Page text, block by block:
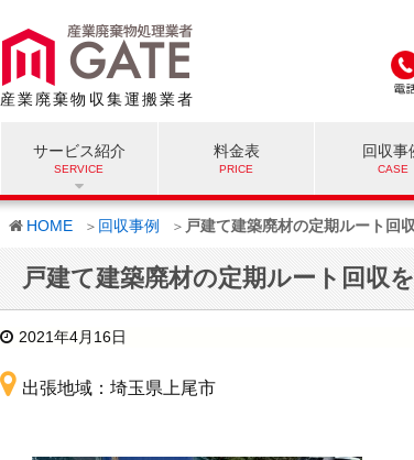
産業廃棄物収集運搬業者
サービス紹介 料金表 回収事
HOME 回収事例 戸建て建築廃材の定期ルート回
戸建て建築廃材の定期ルート回収
2021年4月16日
出張地域：埼玉県上尾市